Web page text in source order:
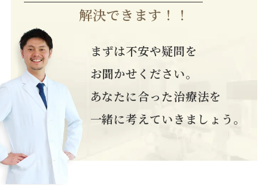
解決できます！！
まずは不安や疑問を
お聞かせください。
あなたに合った治療法を
一緒に考えていきましょう。